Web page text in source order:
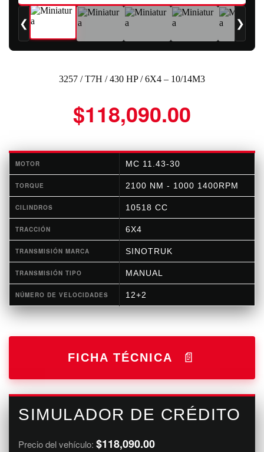
❮ ❯
3257 / T7H / 430 HP / 6X4 – 10/14M3
$118,090.00
MOTOR MC 11.43-30
TORQUE 2100 NM - 1000 1400RPM
CILINDROS 10518 CC
TRACCIÓN 6X4
TRANSMISIÓN MARCA SINOTRUK
TRANSMISIÓN TIPO MANUAL
NÚMERO DE VELOCIDADES 12+2
FICHA TÉCNICA
SIMULADOR DE CRÉDITO
Precio del vehículo: $118,090.00